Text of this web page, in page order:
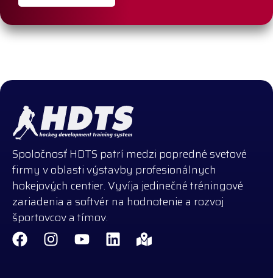
Spoločnosť HDTS patrí medzi popredné svetové
firmy v oblasti výstavby profesionálnych
hokejových centier. Vyvíja jedinečné tréningové
zariadenia a softvér na hodnotenie a rozvoj
športovcov a tímov.